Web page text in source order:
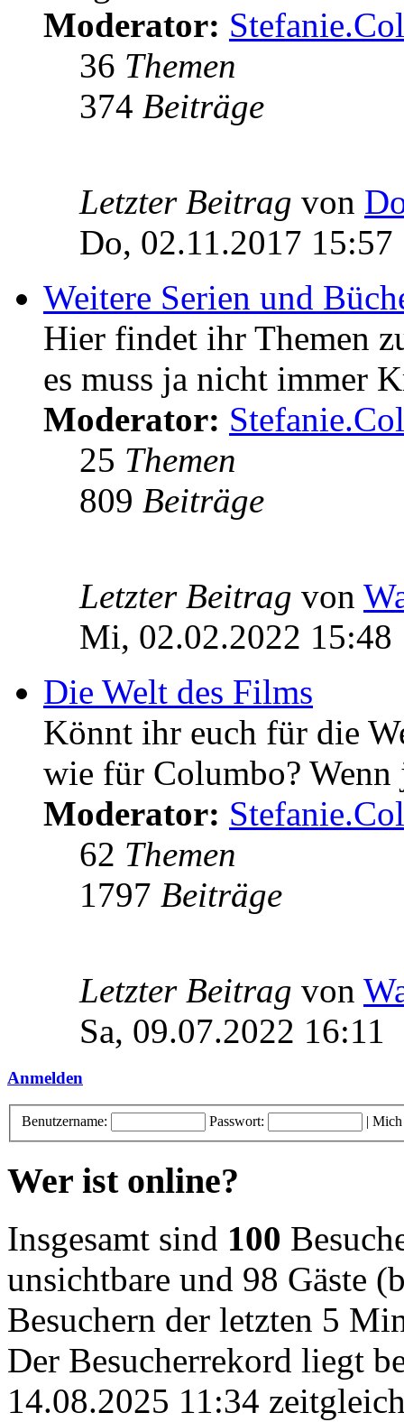
Moderator:
36 Themen
374 Beiträge
Letzter Beitrag von
Do, 02.11.2017 15:57
Weitere Serien und
Hier findet ihr Themen
es muss ja nicht immer
Moderator:
25 Themen
809 Beiträge
Letzter Beitrag von
Mi, 02.02.2022 15:48
Die Welt des Films
Könnt ihr euch für die
wie für Columbo?
Moderator:
62 Themen
1797 Beiträge
Letzter Beitrag von
Sa, 09.07.2022 16:11
Anmelden
Benutzername: Passwort: | Mich
Wer ist online?
Insgesamt sind 100
unsichtbare und 98 Gäste
Besuchern der letzten 5
Der Besucherrekord liegt
14.08.2025 11:34